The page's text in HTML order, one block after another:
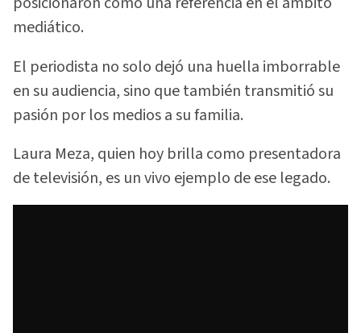
mediático.
El periodista no solo dejó una huella imborrable
en su audiencia, sino que también transmitió su
pasión por los medios a su familia.
Laura Meza, quien hoy brilla como presentadora
de televisión, es un vivo ejemplo de ese legado.